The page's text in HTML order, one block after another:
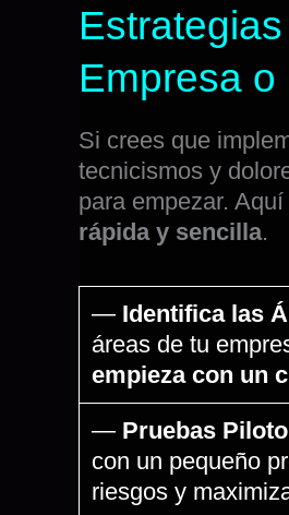
Empresa
Si crees que
tecnicismos y
para empezar.
rápida y sencilla.
— Identifica las
áreas de tu
empieza con un
— Pruebas
con un pequeño
riesgos y